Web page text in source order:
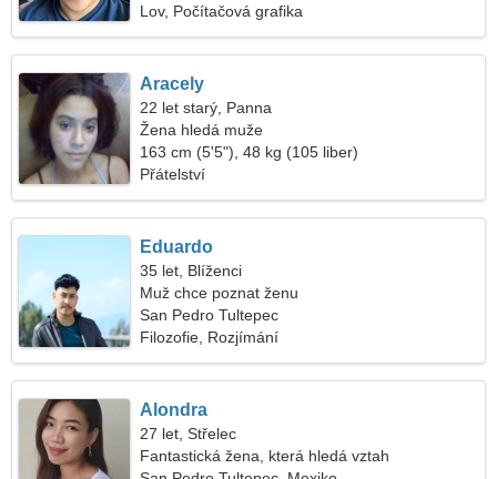
Lov, Počítačová grafika
Aracely
22 let starý, Panna
Žena hledá muže
163 cm (5'5"), 48 kg (105 liber)
Přátelství
Eduardo
35 let, Blíženci
Muž chce poznat ženu
San Pedro Tultepec
Filozofie, Rozjímání
Alondra
27 let, Střelec
Fantastická žena, která hledá vztah